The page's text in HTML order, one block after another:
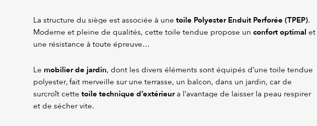
La structure du siège est associée à une toile Polyester Enduit Perforée (TPEP).
Moderne et pleine de qualités, cette toile tendue propose un confort optimal et
une résistance à toute épreuve…
Le mobilier de jardin, dont les divers éléments sont équipés d’une toile tendue
polyester, fait merveille sur une terrasse, un balcon, dans un jardin, car de
surcroît cette toile technique d’extérieur a l’avantage de laisser la peau respirer
et de sécher vite.